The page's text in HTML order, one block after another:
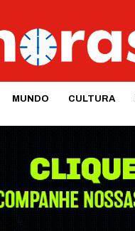
MUNDO CULTURA